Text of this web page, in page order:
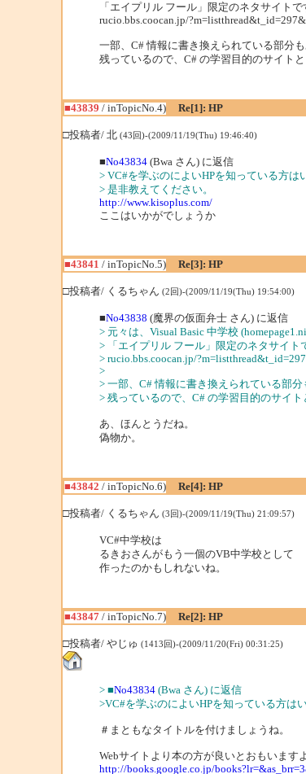
「エイプリル フール」限定のネタサイトで
rucio.bbs.coocan.jp/
一部、C# 情報に書き換えられている部分
残っているので、C# の学習目的のサイト
■43839 / inTopicNo.4)
Re[1]: HP
□投稿者/ 北 (43回)-(2009/11/19(Thu) 19:46:40)
■No43834(Bwa さん) に返信
> VC#を学ぶのによいHPを知っている方は
> 是非教えてください。
http://www.kisoplus.com/
ここはいかがでしょうか
■43841 / inTopicNo.5)
Re[3]: HP
□投稿者/ くるちゃん (2回)-(2009/11/19(Thu) 19:54:00)
■No43838 (魔界の仮面弁士 さん) に返信
> 元々は、Visual Basic 中学校
> 「エイプリル フール」限定のネタサイト
> rucio.bbs.coocan.jp/
>
> 一部、C# 情報に書き換えられている部
> 残っているので、C# の学習目的のサイ
あ、ほんとうだね。
偽物か。
■43842 / inTopicNo.6)
Re[4]: HP
□投稿者/ くるちゃん (3回)-(2009/11/19(Thu) 21:09:57)
VC#中学校は
るきおさんがもう一個のVB中学校として
作ったのかもしれないね。
■43847/ inTopicNo.7)
Re[2]: HP
□投稿者/ やじゅ (1413回)-(2009/11/20(Fri) 00:31:25)
> ■No43834(Bwa さん) に返信
>VC#を学ぶのによいHPを知っている方は
＃まともなタイトルを付けましょうね。
Webサイトより本の方が良いとおもいます
http://books.google.co.jp/